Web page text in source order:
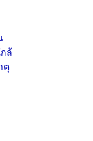
ล้
ตุ